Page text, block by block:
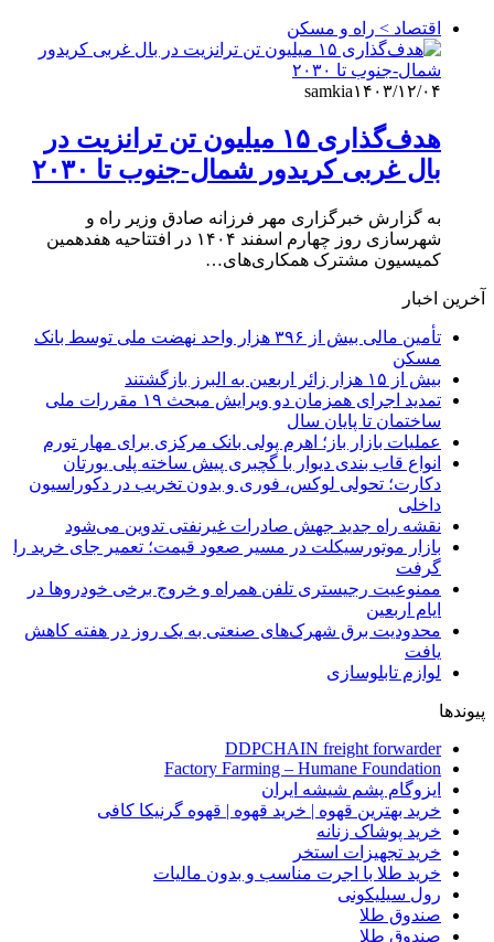
اقتصاد > راه و مسکن
samkia۱۴۰۳/۱۲/۰۴
هدف‌گذاری ۱۵ میلیون تن ترانزیت در
بال غربی کریدور شمال-جنوب تا ۲۰۳۰
به گزارش خبرگزاری مهر فرزانه صادق وزیر راه و
شهرسازی روز چهارم اسفند ۱۴۰۴ در افتتاحیه هفدهمین
کمیسیون مشترک همکاری‌های…
آخرین اخبار
تأمین مالی بیش از ۳۹۶ هزار واحد نهضت ملی توسط بانک
مسکن
بیش از ۱۵ هزار زائر اربعین به البرز بازگشتند
تمدید اجرای همزمان دو ویرایش مبحث ۱۹ مقررات ملی
ساختمان تا پایان سال
عملیات بازار باز؛ اهرم پولی بانک مرکزی برای مهار تورم
انواع قاب بندی دیوار با گچبری پیش ساخته پلی یورتان
دکارت؛ تحولی لوکس، فوری و بدون تخریب در دکوراسیون
داخلی
نقشه راه جدید جهش صادرات غیرنفتی تدوین می‌شود
بازار موتورسیکلت در مسیر صعود قیمت؛ تعمیر جای خرید را
گرفت
ممنوعیت رجیستری تلفن همراه و خروج برخی خودروها در
ایام اربعین
محدودیت برق شهرک‌های صنعتی به یک روز در هفته کاهش
یافت
لوازم تابلوسازی
پیوندها
DDPCHAIN freight forwarder
Factory Farming – Humane Foundation
ایزوگام پشم شیشه ایران
خرید بهترین قهوه | خرید قهوه | قهوه گرنیکا کافی
خرید پوشاک زنانه
خرید تجهیزات استخر
خرید طلا با اجرت مناسب و بدون مالیات
رول سیلیکونی
صندوق طلا
صندوق طلا